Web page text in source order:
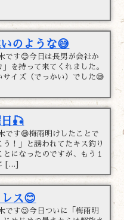
のような😅
です😊今日は長男が会社か
を持って来てくれました。
サイズ（でっかい）でした😅
🎣
です😄梅雨明けしたことで
！」と誘われてたキス釣り
になったのですが、もう１
[…]
ス😊
です😉今日ついに「梅雨明